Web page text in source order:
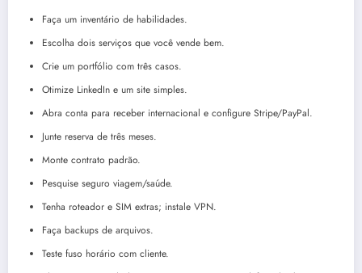
Faça um inventário de habilidades.
Escolha dois serviços que você vende bem.
Crie um portfólio com três casos.
Otimize LinkedIn e um site simples.
Abra conta para receber internacional e configure Stripe/PayPal.
Junte reserva de três meses.
Monte contrato padrão.
Pesquise seguro viagem/saúde.
Tenha roteador e SIM extras; instale VPN.
Faça backups de arquivos.
Teste fuso horário com cliente.